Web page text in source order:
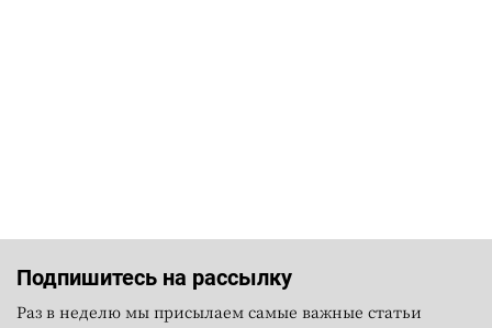
Подпишитесь на рассылку
Раз в неделю мы присылаем самые важные статьи